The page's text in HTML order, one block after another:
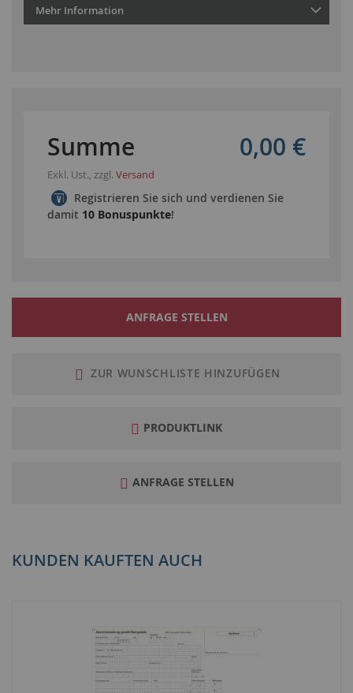
Mehr Information
Summe 0,00 €
Exkl. Ust., zzgl. Versand
Registrieren Sie sich und verdienen Sie
damit 10 Bonuspunkte!
ANFRAGE STELLEN
ZUR WUNSCHLISTE HINZUFÜGEN
PRODUKTLINK
ANFRAGE STELLEN
KUNDEN KAUFTEN AUCH